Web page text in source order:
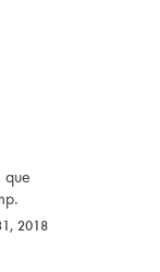
que
2018